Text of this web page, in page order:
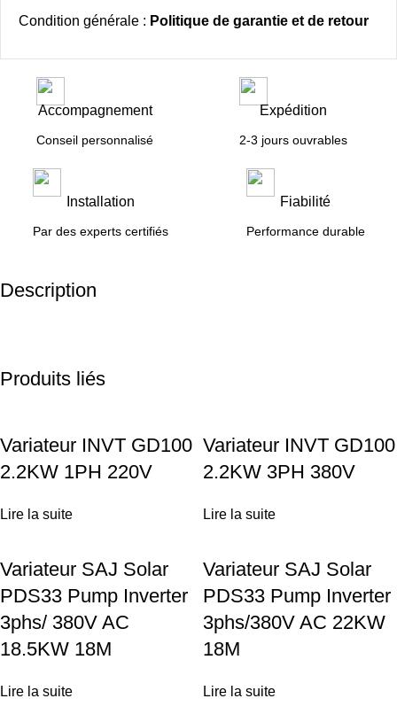
Condition générale : Politique de garantie et de retour
Accompagnement
Conseil personnalisé
Expédition
2-3 jours ouvrables
Installation
Par des experts certifiés
Fiabilité
Performance durable
Description
Produits liés
Variateur INVT GD100
2.2KW 1PH 220V
Lire la suite
Variateur INVT GD100
2.2KW 3PH 380V
Lire la suite
Variateur SAJ Solar
PDS33 Pump Inverter
3phs/ 380V AC
18.5KW 18M
Lire la suite
Variateur SAJ Solar
PDS33 Pump Inverter
3phs/380V AC 22KW
18M
Lire la suite